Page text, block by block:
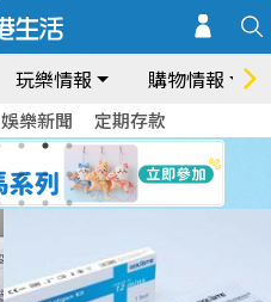
玩樂情報 購物情報
娛樂新聞 定期存款